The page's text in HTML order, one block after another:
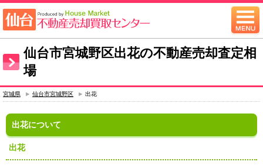
仙台市宮城野区出花の不動産売却査定相
場
宮城県 仙台市宮城野区 出花
出花について
出花